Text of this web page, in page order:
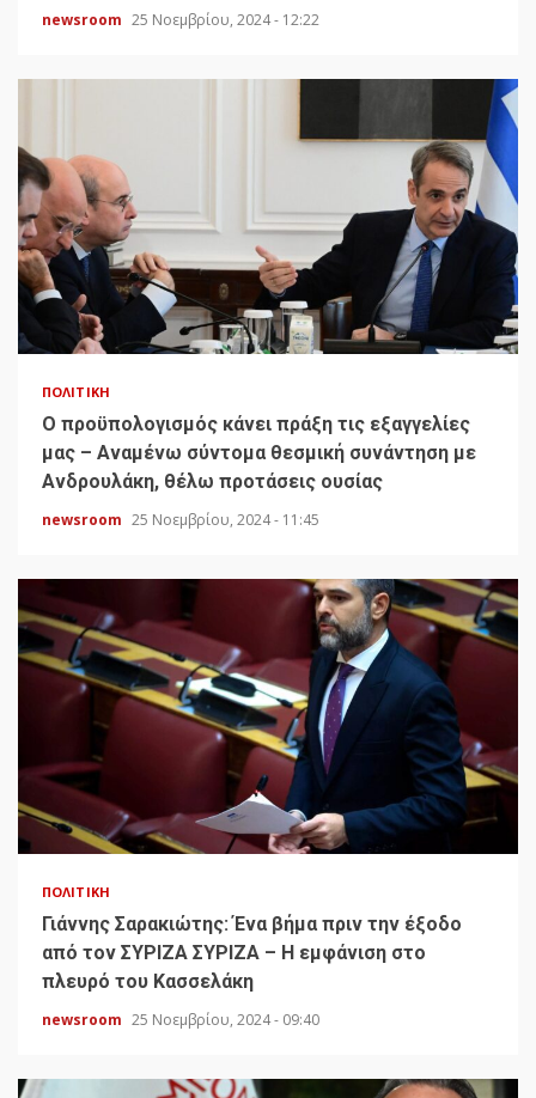
newsroom 25 Νοεμβρίου, 2024 - 12:22
ΠΟΛΙΤΙΚΉ
Ο προϋπολογισμός κάνει πράξη τις εξαγγελίες
μας – Αναμένω σύντομα θεσμική συνάντηση με
Ανδρουλάκη, θέλω προτάσεις ουσίας
newsroom 25 Νοεμβρίου, 2024 - 11:45
ΠΟΛΙΤΙΚΉ
Γιάννης Σαρακιώτης: Ένα βήμα πριν την έξοδο
από τον ΣΥΡΙΖΑ ΣΥΡΙΖΑ – Η εμφάνιση στο
πλευρό του Κασσελάκη
newsroom 25 Νοεμβρίου, 2024 - 09:40